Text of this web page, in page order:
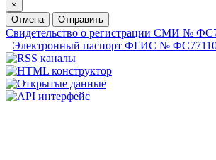
×
Отмена
Отправить
Свидетельство о регистрации СМИ №
Электронный паспорт ФГИС №